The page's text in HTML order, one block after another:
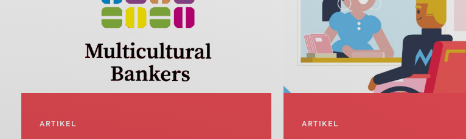
ARTIKEL ARTIKEL